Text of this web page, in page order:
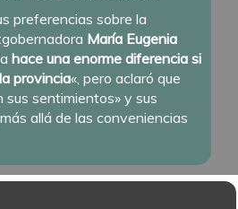
preferencias sobre la
María Eugenia
hace una enorme diferencia si
provincia«, pero aclaró que
sus sentimientos» y sus
allá de las conveniencias